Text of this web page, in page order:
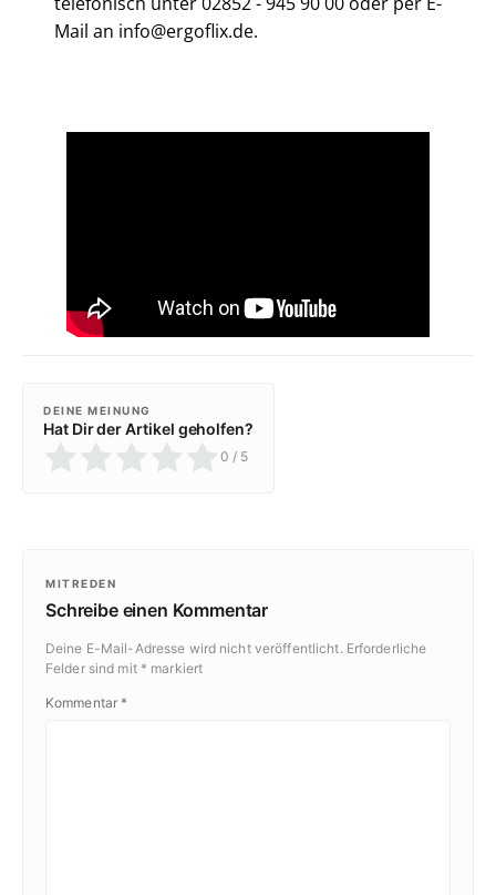
Mail an info@ergoflix.de.
DEINE MEINUNG
Hat Dir der Artikel geholfen?
0 / 5
MITREDEN
Schreibe einen Kommentar
Deine E-Mail-Adresse wird nicht veröffentlicht. Erforderliche
Felder sind mit * markiert
Kommentar *